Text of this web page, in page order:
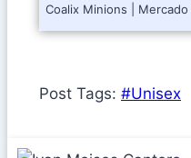
Coalix Minions | Mercado
Post Tags: #Unisex